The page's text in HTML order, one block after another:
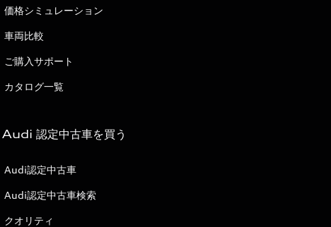
価格シミュレーション
車両比較
ご購入サポート
カタログ一覧
Audi 認定中古車を買う
Audi認定中古車
Audi認定中古車検索
クオリティ